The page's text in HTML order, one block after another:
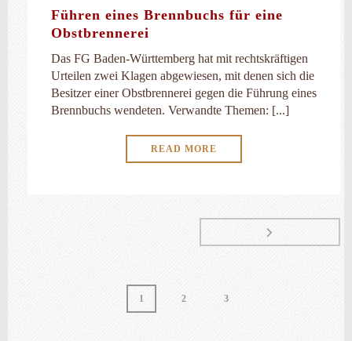
Führen eines Brennbuchs für eine
Obstbrennerei
Das FG Baden-Württemberg hat mit rechtskräftigen
Urteilen zwei Klagen abgewiesen, mit denen sich die
Besitzer einer Obstbrennerei gegen die Führung eines
Brennbuchs wendeten. Verwandte Themen: [...]
READ MORE
1 2 3